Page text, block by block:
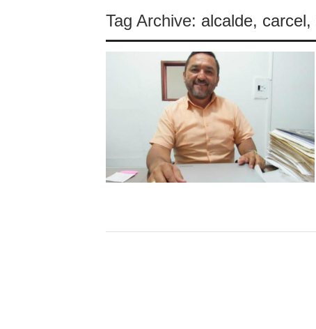
Tag Archive: alcalde, carcel,